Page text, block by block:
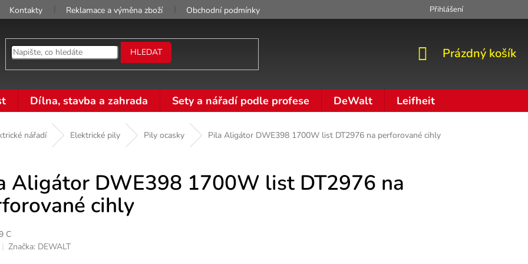
Kontakty Reklamace a výměna zboží Obchodní podmínky Moje objednávka
Přihlášení
HLEDAT
NÁKUPNÍ
Prázdný košík
Dílna, stavba a zahrada Sety a nářadí podle profese DeWalt Leifheit
nářadí Elektrické pily Pily ocasky Pila Aligátor DWE398 1700W list DT2976 na perforované cihly
Aligátor DWE398 1700W list DT2976 na
cihly
C
Značka: DEWALT